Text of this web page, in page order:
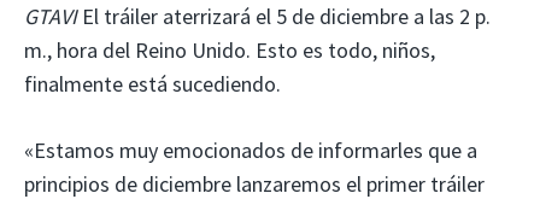
GTAVI El tráiler aterrizará el 5 de diciembre a las 2 p.
m., hora del Reino Unido. Esto es todo, niños,
finalmente está sucediendo.
«Estamos muy emocionados de informarles que a
principios de diciembre lanzaremos el primer tráiler